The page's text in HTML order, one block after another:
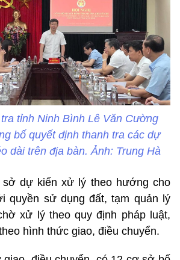
tỉnh Ninh Bình Lê Văn Cường
bố quyết định thanh tra các dự
dài trên địa bàn. Ảnh: Trung Hà
sở dự kiến xử lý theo hướng cho
quyền sử dụng đất, tạm quản lý
xử lý theo quy định pháp luật,
hình thức giao, điều chuyển.